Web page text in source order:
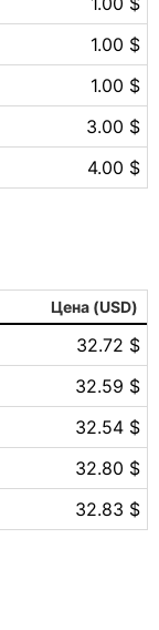
1.00 $
1.00 $
3.00 $
4.00 $
Цена (USD)
32.72 $
32.59 $
32.54 $
32.80 $
32.83 $